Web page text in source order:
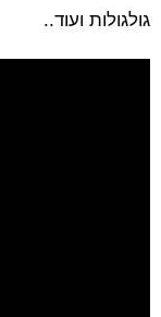
גולגולות ועוד..